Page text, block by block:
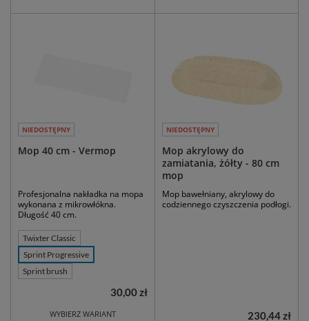
NIEDOSTĘPNY
Mop 40 cm - Vermop
Profesjonalna nakładka na mopa
wykonana z mikrowłókna.
Długość 40 cm.
Twixter Classic
Sprint Progressive
Sprint brush
WYBIERZ WARIANT
30,00 zł
NIEDOSTĘPNY
Mop akrylowy do
zamiatania, żółty - 80 cm
mop
Mop bawełniany, akrylowy do
codziennego czyszczenia podłogi.
230,44 zł